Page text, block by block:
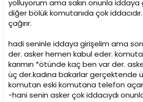
yolluyorum ama sakın onunla
diğer bölük komutanıda çok
çağırır.
hadi seninle iddaya girişelim ama
der. asker hemen kabul eder.
karımın *ötünde kaç ben var der.
üç der.kadına bakarlar gerçektende
komutan eski komutana telefon
-hani senin asker çok iddacıydı